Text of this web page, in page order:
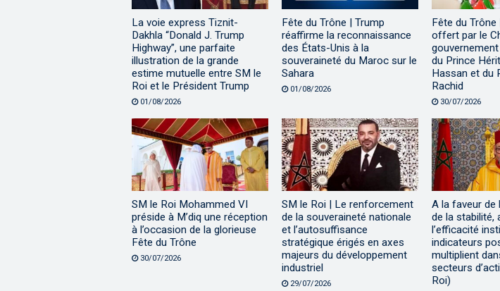
La voie express Tiznit-
Dakhla “Donald J. Trump
Highway”, une parfaite
illustration de la grande
estime mutuelle entre SM le
Roi et le Président Trump
01/08/2026
Fête du Trône | Trump
réaffirme la reconnaissance
des États-Unis à la
souveraineté du Maroc sur le
Sahara
01/08/2026
Fête du Trône
offert par le
du Prince
Hassan et du
Rachid
30/07/2026
SM le Roi Mohammed VI
préside à M’diq une réception
à l’occasion de la glorieuse
Fête du Trône
30/07/2026
SM le Roi | Le renforcement
de la souveraineté nationale
et l’autosuffisance
stratégique érigés en axes
majeurs du développement
industriel
29/07/2026
A la faveur de
de la stabilité,
l’efficacité
indicateurs
multiplient
secteurs
Roi)